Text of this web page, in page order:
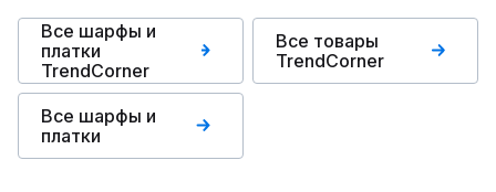
Все шарфы и
платки
TrendCorner
Все товары
TrendCorner
Все шарфы и
платки